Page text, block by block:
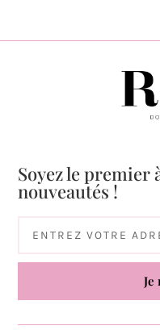
Soyez le premier
nouveautés !
Je